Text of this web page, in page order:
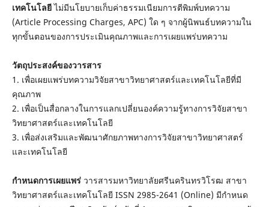
เทคโนโลยีไม่มีนโยบายเก็บค่าธรรมเนียมการตีพิมพ์บทความ
(Article Processing Charges, APC) ใด ๆ จากผู้นิพนธ์บทความใน
ทุกขั้นตอนของการประเมินคุณภาพและการเผยแพร่บทความ
วัตถุประสงค์ของวารสาร
1. เพื่อเผยแพร่บทความวิจัยสาขาวิทยาศาสตร์และเทคโนโลยีที่มี
คุณภาพ
2. เพื่อเป็นสื่อกลางในการแลกเปลี่ยนองค์ความรู้ทางการวิจัยสาขา
วิทยาศาสตร์และเทคโนโลยี
3. เพื่อส่งเสริมและพัฒนาศักยภาพทางการวิจัยสาขาวิทยาศาสตร์
และเทคโนโลยี
กำหนดการเผยแพร่ วารสารมหาวิทยาลัยศรีนครินทรวิโรฒ สาขา
วิทยาศาสตร์และเทคโนโลยี ISSN 2985-2641 (Online) มีกำหนด